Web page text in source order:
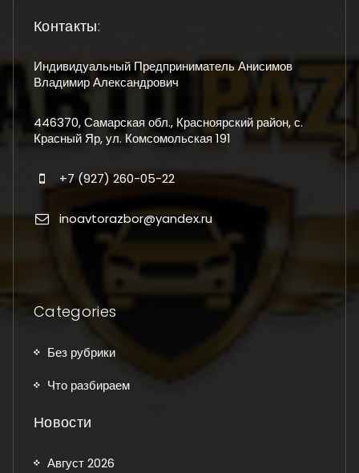
Контакты:
Индивидуальный Предприниматель Анисимов
Владимир Александрович
446370, Самарская обл., Красноярский район, с.
Красный Яр, ул. Комсомольская 191
+7 (927) 260-05-22
inoavtorazbor@yandex.ru
Categories
Без рубрики
Что разбираем
Новости
Август 2026